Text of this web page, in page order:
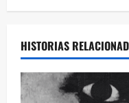
HISTORIAS